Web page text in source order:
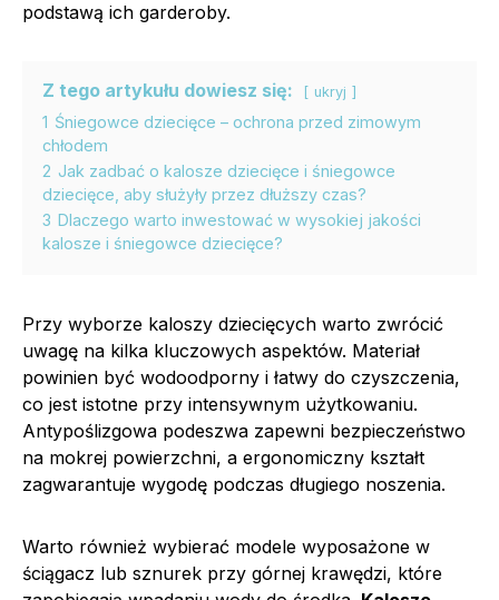
podstawą ich garderoby.
Z tego artykułu dowiesz się: ukryj
1 Śniegowce dziecięce – ochrona przed zimowym
chłodem
2 Jak zadbać o kalosze dziecięce i śniegowce
dziecięce, aby służyły przez dłuższy czas?
3 Dlaczego warto inwestować w wysokiej jakości
kalosze i śniegowce dziecięce?
Przy wyborze kaloszy dziecięcych warto zwrócić
uwagę na kilka kluczowych aspektów. Materiał
powinien być wodoodporny i łatwy do czyszczenia,
co jest istotne przy intensywnym użytkowaniu.
Antypoślizgowa podeszwa zapewni bezpieczeństwo
na mokrej powierzchni, a ergonomiczny kształt
zagwarantuje wygodę podczas długiego noszenia.
Warto również wybierać modele wyposażone w
ściągacz lub sznurek przy górnej krawędzi, które